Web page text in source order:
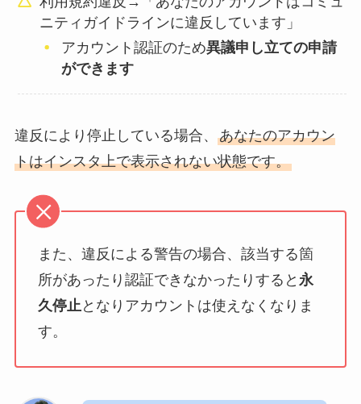
ニティガイドラインに違反しています」
アカウント認証のため異議申し立ての申請
ができます
違反により停止している場合、 あなたのアカウン
トはインスタ上で表示されない状態です。
また、違反による警告の場合、該当する箇
所があったり認証できなかったりすると 永
久停止となりアカウントは使えなくなりま
す。